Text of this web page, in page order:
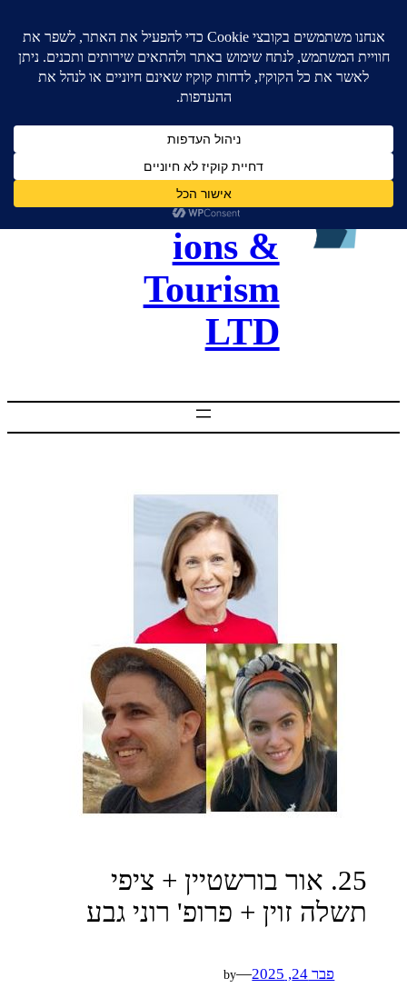
גל כנסים
ותיירות –
Gal
Convent
ions &
Tourism
LTD
25. אור בורשטיין + ציפי
תשלה זוין + פרופ' רוני גבע
פבר 24, 2025 —
by